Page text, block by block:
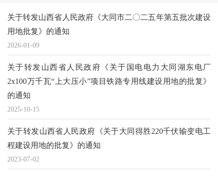
关于转发山西省人民政府《大同市二〇二五年第五批次建设
用地批复》的通知
2026-01-09
关于转发山西省人民政府《关于国电电力大同湖东电厂
2x100万千瓦“上大压小”项目铁路专用线建设用地的批复》
的通知
2025-10-15
关于转发山西省人民政府《关于大同得胜220千伏输变电工
程建设用地的批复》的通知
2023-07-02